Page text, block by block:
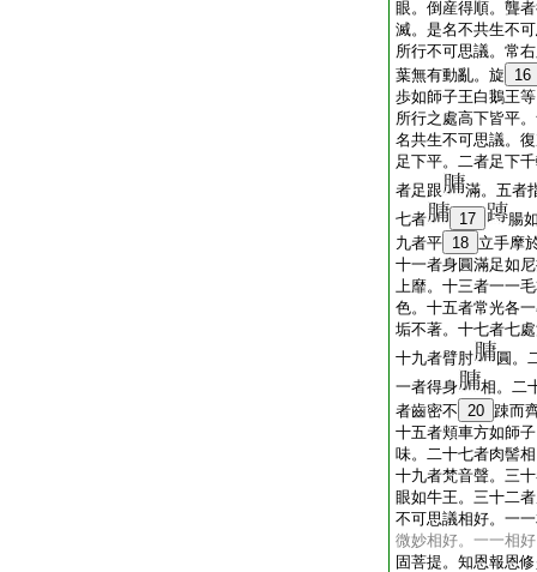
眼。倒産得順。聾
滅。是名不共生不
所行不可思議。常
葉無有動亂。旋
16
歩如師子王白鵝王
所行之處高下皆平
名共生不可思議。
足下平。二者足下
者足跟
滿。五者
七者
17
腸
九者平 18 立手摩
十一者身圓滿足如
上靡。十三者一一
色。十五者常光各
垢不著。十七者七
十九者臂肘
圓。
一者得身
相。二
者齒密不 20 踈而
十五者頬車方如師
味。二十七者肉髻
十九者梵音聲。三
眼如牛王。三十二
不可思議相好。一
微妙相好。一一相
固菩提。知恩報恩